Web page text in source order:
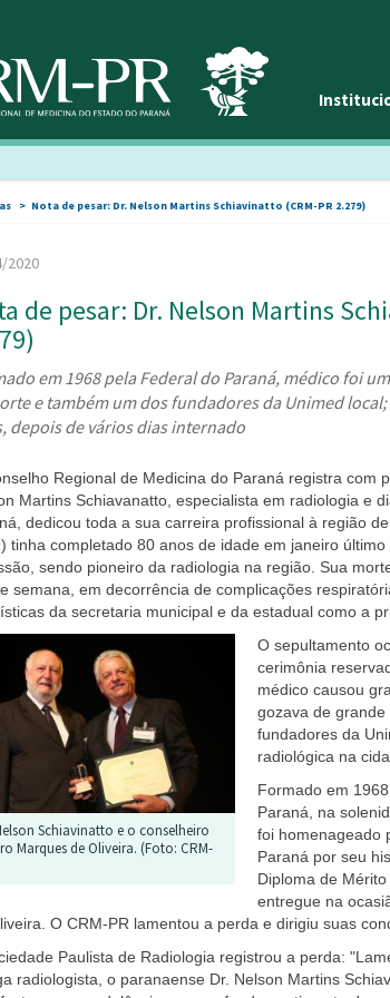
Nota de pesar: Dr. Nelson Martins Schiavinatto (CRM-PR 2.279)
2020
de pesar: Dr. Nelson Martins
em 1968 pela Federal do Paraná, médico foi
e também um dos fundadores da Unimed
depois de vários dias internado
Regional de Medicina do Paraná registra com
Martins Schiavanatto, especialista em radiologia e
dedicou toda a sua carreira profissional à região
tinha completado 80 anos de idade em janeiro
sendo pioneiro da radiologia na região. Sua
semana, em decorrência de complicações
da secretaria municipal e da estadual como a
Schiavinatto e o conselheiro
Marques de Oliveira. (Foto: CRM-
O sepultamento
cerimônia
médico causou
gozava de
fundadores da
radiológica na
Formado em
Paraná, na
foi homenageado
Paraná por seu
Diploma de
entregue na
O CRM-PR lamentou a perda e dirigiu suas
Paulista de Radiologia registrou a perda:
radiologista, o paranaense Dr. Nelson Martins